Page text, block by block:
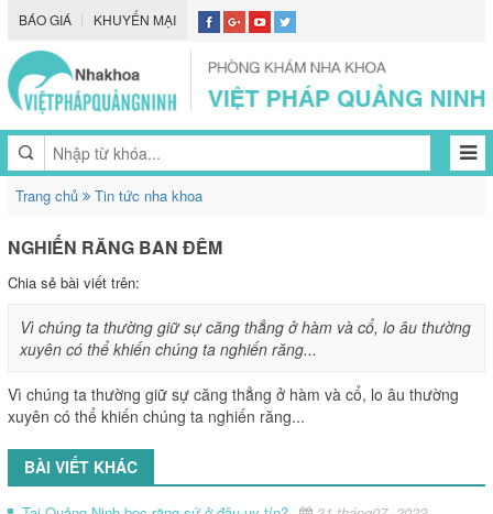
BÁO GIÁ KHUYẾN MẠI
Trang chủ Tin tức nha khoa
NGHIẾN RĂNG BAN ĐÊM
Chia sẻ bài viết trên:
Vì chúng ta thường giữ sự căng thẳng ở hàm và cổ, lo âu thường
xuyên có thể khiến chúng ta nghiến răng...
Vì chúng ta thường giữ sự căng thẳng ở hàm và cổ, lo âu thường
xuyên có thể khiến chúng ta nghiến răng...
BÀI VIẾT KHÁC